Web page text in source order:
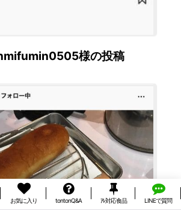
お気に入り tontonQ&A ｱﾚ対応食品 LINEで質問
様の投稿